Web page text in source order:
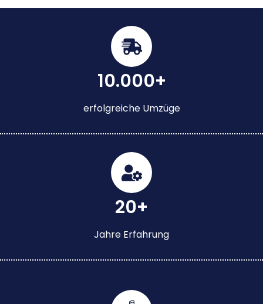
10.000+
erfolgreiche Umzüge
20+
Jahre Erfahrung